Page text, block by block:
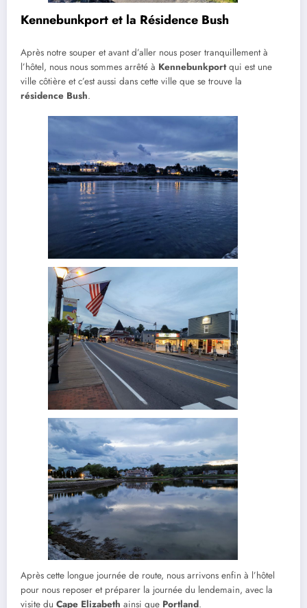
Kennebunkport et la Résidence Bush
Après notre souper et avant d’aller nous poser tranquillement à
l’hôtel, nous nous sommes arrêté à Kennebunkportqui est une
ville côtière et c’est aussi dans cette ville que se trouve la
résidence Bush.
Après cette longue journée de route, nous arrivons enfin à l’hôtel
pour nous reposer et préparer la journée du lendemain, avec la
visite du Cape Elizabeth ainsi que Portland.